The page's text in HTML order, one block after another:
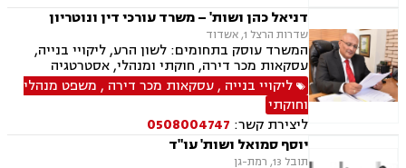
חלוקת רכוש, מגרשים לבניה , נדל"ן, נוטריון,
עסקאות מכר דירה, פינוי בינוי, פינוי מושכר, פירוקים
והקפאות הליכים, צווי הריסה, צווי מניעה, רשויות
מקומיות, רשות מקרקעי ישראל, תאונות עבודה,
תאונות עקב רשלנות, תאונות ספורט, תאונות
תלמידים, תכנון ובניה, ייפוי כוח מתשמך, גישור
ובוררויות
דניאל כהן ושות' – משרד עורכי דין ונוטריון
שדרות הרצל 1, אשדוד
המשרד עוסק בתחומים: לשון הרע, ליקויי בנייה,
עסקאות מכר דירה, חוקתי ומנהלי, אסטרטגיה
משפטית, דיני בחירות, דיני עמותות ונוטריון
ליקויי בנייה ,עסקאות מכר דירה , משפט מנהלי
וחוקתי
ליצירת קשר: 0508004747
יוסף סמואל ושות' עו"ד
תובל 13, רמת-גן